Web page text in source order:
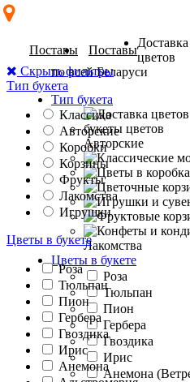
Поставы Поставы
цветов
по всей Беларуси
Тип букета
Авторские
Лакомства
Цветы в букете
Роза
Тюльпан
Пион
Гербера
Гвоздика
Ирис
Анемона
Скрыть фильтры
Тип букета
Классика
Авторские
Коробки
Корзины
Фрукты
Лакомства
Игрушки
Цветы в букете
Роза
Тюльпан
Пион
Гербера
Гвоздика
Ирис
Анемона